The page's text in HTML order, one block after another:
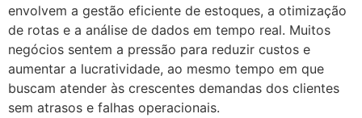
envolvem a gestão eficiente de estoques, a otimização
de rotas e a análise de dados em tempo real. Muitos
negócios sentem a pressão para reduzir custos e
aumentar a lucratividade, ao mesmo tempo em que
buscam atender às crescentes demandas dos clientes
sem atrasos e falhas operacionais.